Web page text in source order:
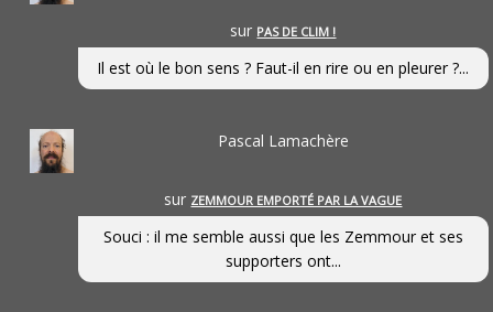
sur PAS DE CLIM !
Il est où le bon sens ? Faut-il en rire ou en pleurer ?...
Pascal Lamachère
sur ZEMMOUR EMPORTÉ PAR LA VAGUE
Souci : il me semble aussi que les Zemmour et ses
supporters ont...